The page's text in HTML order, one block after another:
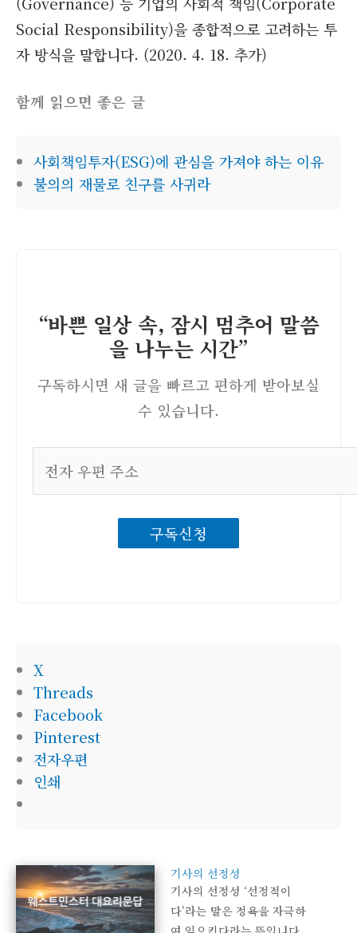
Social Responsibility)을 종합적으로 고려하는 투
자 방식을 말합니다. (2020. 4. 18. 추가)
함께 읽으면 좋은 글
사회책임투자(ESG)에 관심을 가져야 하는 이유
불의의 재물로 친구를 사귀라
“바쁜 일상 속, 잠시 멈추어 말씀
을 나누는 시간”
구독하시면 새 글을 빠르고 편하게 받아보실
수 있습니다.
구독신청
X
Threads
Facebook
Pinterest
전자우편
인쇄
기사의 선정성
기사의 선정성 ‘선정적이
다’라는 말은 정욕을 자극하